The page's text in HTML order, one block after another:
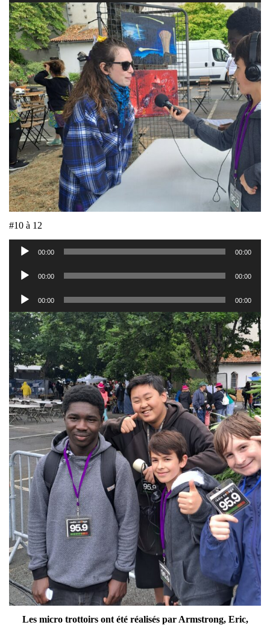
#10 à 12
Lecteur
audio
00:00 00:00
Lecteur
audio
00:00 00:00
Lecteur
audio
00:00 00:00
Les micro trottoirs ont été réalisés par Armstrong, Eric,